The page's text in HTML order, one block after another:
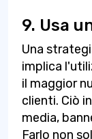
9. Usa
Una
implica
il maggior
clienti. Ciò
media,
Farlo non